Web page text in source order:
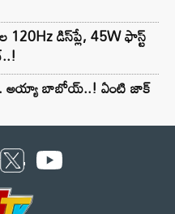
డిస్‌ప్లే, 45W ఫాస్ట్
అయ్యా బాబోయ్..! ఏంటి జాక్